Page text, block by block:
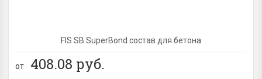
FIS SB SuperBond состав для бетона
от 408.08 руб.